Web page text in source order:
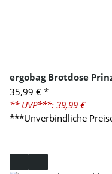
ergobag Brotdose
35,99 € *
** UVP***: 39,99 €
***Unverbindliche